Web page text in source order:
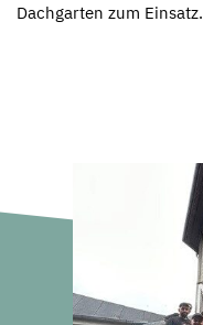
Dachgarten zum Einsatz.